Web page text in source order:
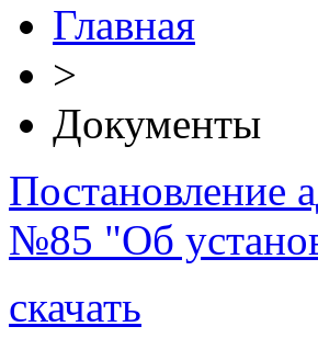
Главная
>
Документы
Постановление
№85 "Об
скачать